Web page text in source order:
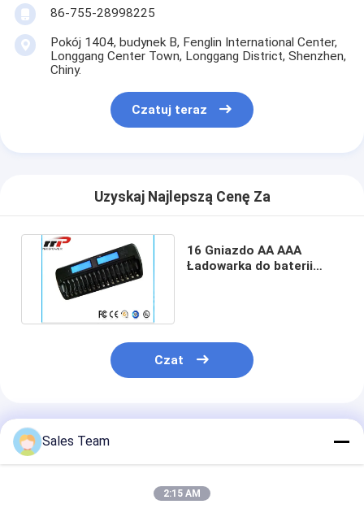
Dom
Kontrola jakości
Skontaktuj się z nami
Aktualności
Bateria litowa LiFePO4
Baterie do przechowywania energii
86-755-28998225
Pokój 1404, budynek B, Fenglin International Center,
Longgang Center Town, Longgang District, Shenzhen,
Chiny.
Czatuj teraz
Uzyskaj Najlepszą Cenę Za
16 Gniazdo AA AAA
Ładowarka do baterii
Czat
Polecane Produkty
Sales Team
2:15 AM